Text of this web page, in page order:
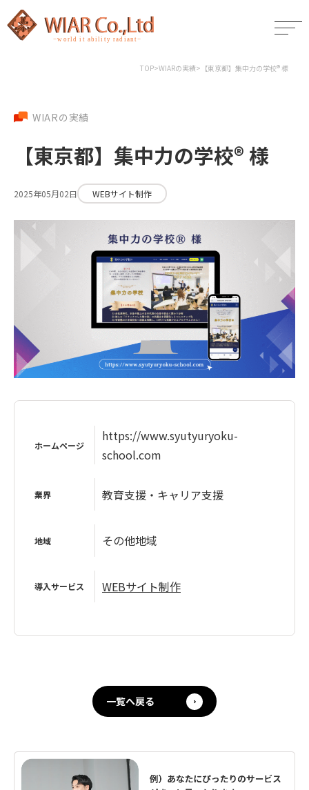
TOP>WIARの実績> 【東京都】集中力の学校® 様
WIARの実績
【東京都】集中力の学校® 様
2025年05月02日 WEBサイト制作
ホームページ
https://www.syutyuryoku-
school.com
業界 教育支援・キャリア支援
地域 その他地域
導入サービス WEBサイト制作
一覧へ戻る